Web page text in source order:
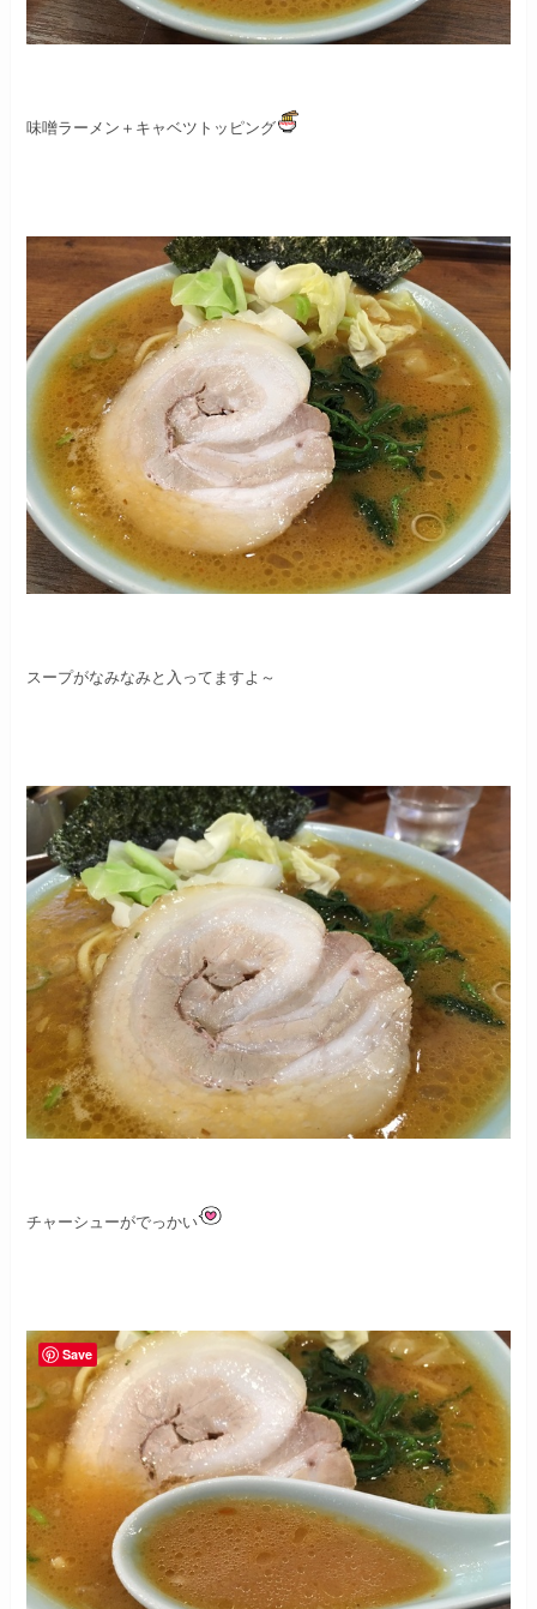
味噌ラーメン＋キャベツトッピング
スープがなみなみと入ってますよ～
チャーシューがでっかい
Save